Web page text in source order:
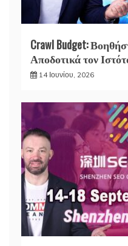
Crawl Budget:
Αποδοτικά τον
14 Ιουνίου, 2026